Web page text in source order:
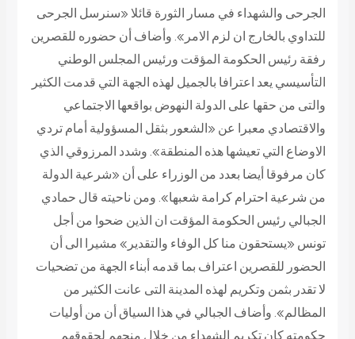
الجرحى والشهداء في مسار الثورة قائلا «سنرسل الجرحى
للتداوي بالخارج ان لزم الامر». وأضاف أن حضوره للقصرين
رفقة رئيس الحكومة المؤقت ورئيس المجلس الوطني
التأسيسي يعد اعترافا بالجميل لهذه الجهة التي قدمت الكثير
والتى من حقها على الدولة النهوض بواقعها الاجتماعي
والاقتصادي معبرا عن «الشعور بثقل المسؤولية أمام تردي
الاوضاع التي تعيشها هذه المنطقة». وشدد المرزوقي الذي
كان مرفوقا أيضا بعدد من الوزراء على أن «شرعية الدولة
من شرعية احترام كرامة شعبها». ومن ناحيته قال حمادي
الجبالي رئيس الحكومة المؤقت ان الذين ضحوا من أجل
تونس «يستحقون منا كل الوفاء والتقدير» مشيرا الى أن
الحضور للقصرين اعتراف بما قدمه أبناء الجهة من تضحيات
لا تقدر بثمن وتكريم لهذه المدينة التى عانت الكثير من
المظالم». وأضاف الجبالي في هذا السياق أن من أوليات